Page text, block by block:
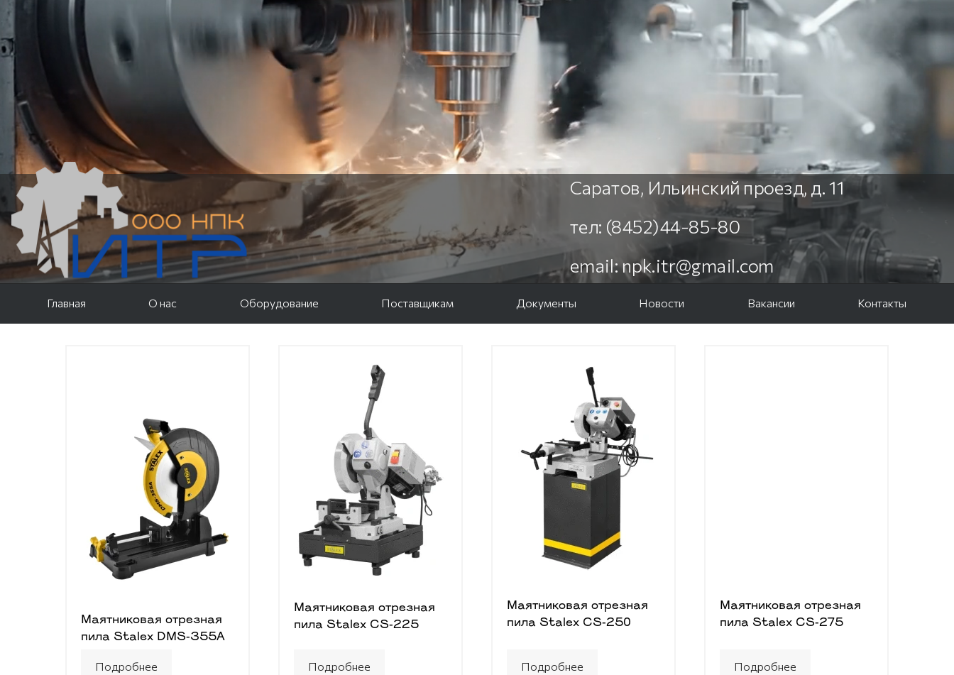
Саратов, Ильинский проезд, д. 11
тел: (8452)44-85-80
email: npk.itr@gmail.com
Главная О нас Оборудование Поставщикам Документы Новости Вакансии Контакты
Маятниковая отрезная
пила Stalex DMS-355A
Подробнее
Маятниковая отрезная
пила Stalex CS-225
Подробнее
Маятниковая отрезная
пила Stalex CS-250
Подробнее
Маятниковая отрезная
пила Stalex CS-275
Подробнее